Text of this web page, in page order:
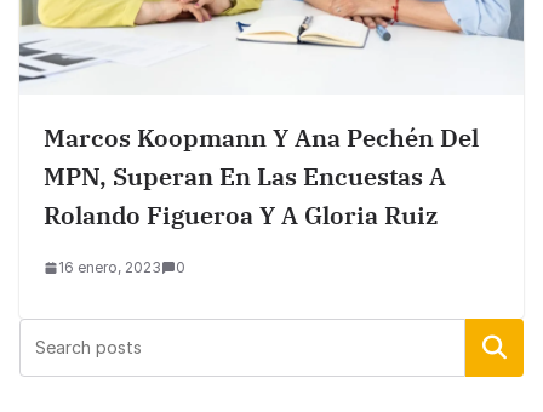
Marcos Koopmann Y Ana Pechén Del
MPN, Superan En Las Encuestas A
Rolando Figueroa Y A Gloria Ruiz
16 enero, 2023 0
Buscar